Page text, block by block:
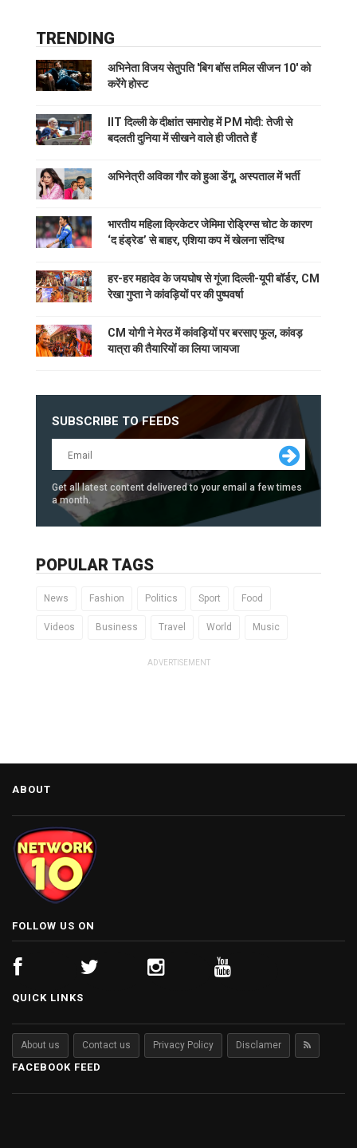
TRENDING
अभिनेता विजय सेतुपति 'बिग बॉस तमिल सीजन 10' को
करेंगे होस्ट
IIT दिल्ली के दीक्षांत समारोह में PM मोदी: तेजी से
बदलती दुनिया में सीखने वाले ही जीतते हैं
अभिनेत्री अविका गौर को हुआ डेंगू, अस्पताल में भर्ती
भारतीय महिला क्रिकेटर जेमिमा रोड्रिग्स चोट के कारण
‘द हंड्रेड’ से बाहर, एशिया कप में खेलना संदिग्ध
हर-हर महादेव के जयघोष से गूंजा दिल्ली-यूपी बॉर्डर, CM
रेखा गुप्ता ने कांवड़ियों पर की पुष्पवर्षा
CM योगी ने मेरठ में कांवड़ियों पर बरसाए फूल, कांवड़
यात्रा की तैयारियों का लिया जायजा
SUBSCRIBE TO FEEDS
Get all latest content delivered to your email a few times
a month.
POPULAR TAGS
News Fashion Politics Sport Food
Videos Business Travel World Music
ADVERTISEMENT
ABOUT
FOLLOW US ON
QUICK LINKS
About us Contact us Privacy Policy Disclamer
FACEBOOK FEED